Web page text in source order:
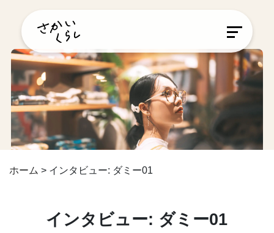
ホーム > インタビュー: ダミー01
インタビュー: ダミー01